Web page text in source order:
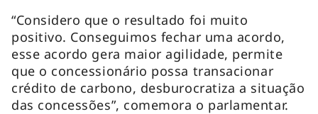
“Considero que o resultado foi muito
positivo. Conseguimos fechar uma acordo,
esse acordo gera maior agilidade, permite
que o concessionário possa transacionar
crédito de carbono, desburocratiza a situação
das concessões”, comemora o parlamentar.